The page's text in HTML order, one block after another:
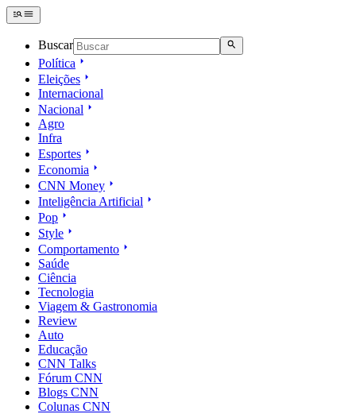
Buscar
Política
Eleições
Internacional
Nacional
Agro
Infra
Esportes
Economia
CNN Money
Inteligência Artificial
Pop
Style
Comportamento
Saúde
Ciência
Tecnologia
Viagem & Gastronomia
Review
Auto
Educação
CNN Talks
Fórum CNN
Blogs CNN
Colunas CNN